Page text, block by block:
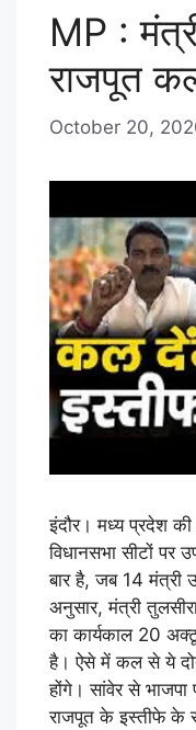
MP :
राजपूत
October 20,
इंदौर। मध्य प्रदेश
विधानसभा सीटों पर
बार है, जब 14 मंत्री
अनुसार, मंत्री
का कार्यकाल 20
है। ऐसे में कल से ये
होंगे। सांवेर से
राजपूत के इस्तीफे के